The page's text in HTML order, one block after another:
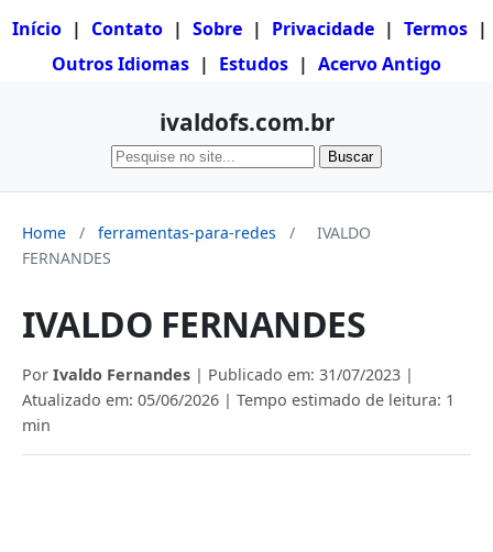
Início | Contato | Sobre | Privacidade | Termos |
Outros Idiomas | Estudos | Acervo Antigo
ivaldofs.com.br
Buscar
Home / ferramentas-para-redes /
IVALDO
FERNANDES
IVALDO FERNANDES
Por Ivaldo Fernandes | Publicado em: 31/07/2023 |
Atualizado em: 05/06/2026 | Tempo estimado de leitura: 1
min